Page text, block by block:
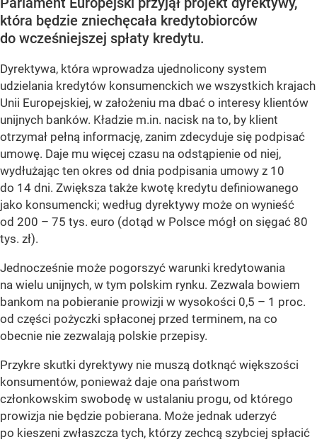
która będzie zniechęcała kredytobiorców
do wcześniejszej spłaty kredytu.
Dyrektywa, która wprowadza ujednolicony system
udzielania kredytów konsumenckich we wszystkich krajach
Unii Europejskiej, w założeniu ma dbać o interesy klientów
unijnych banków. Kładzie m.in. nacisk na to, by klient
otrzymał pełną informację, zanim zdecyduje się podpisać
umowę. Daje mu więcej czasu na odstąpienie od niej,
wydłużając ten okres od dnia podpisania umowy z 10
do 14 dni. Zwiększa także kwotę kredytu definiowanego
jako konsumencki; według dyrektywy może on wynieść
od 200 – 75 tys. euro (dotąd w Polsce mógł on sięgać 80
tys. zł).
Jednocześnie może pogorszyć warunki kredytowania
na wielu unijnych, w tym polskim rynku. Zezwala bowiem
bankom na pobieranie prowizji w wysokości 0,5 – 1 proc.
od części pożyczki spłaconej przed terminem, na co
obecnie nie zezwalają polskie przepisy.
Przykre skutki dyrektywy nie muszą dotknąć większości
konsumentów, ponieważ daje ona państwom
członkowskim swobodę w ustalaniu progu, od którego
prowizja nie będzie pobierana. Może jednak uderzyć
po kieszeni zwłaszcza tych, którzy zechcą szybciej spłacić